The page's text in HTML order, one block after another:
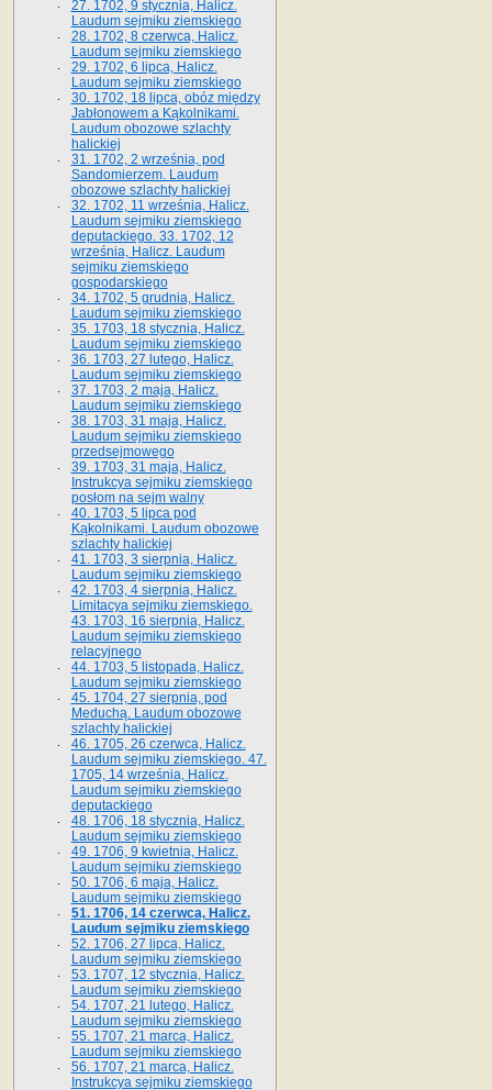
27. 1702, 9 stycznia, Halicz.
Laudum sejmiku ziemskiego
28. 1702, 8 czerwca, Halicz.
Laudum sejmiku ziemskiego
29. 1702, 6 lipca, Halicz.
Laudum sejmiku ziemskiego
30. 1702, 18 lipca, obóz między
Jabłonowem a Kąkolnikami.
Laudum obozowe szlachty
halickiej
31. 1702, 2 września, pod
Sandomierzem. Laudum
obozowe szlachty halickiej
32. 1702, 11 września, Halicz.
Laudum sejmiku ziemskiego
deputackiego. 33. 1702, 12
września, Halicz. Laudum
sejmiku ziemskiego
gospodarskiego
34. 1702, 5 grudnia, Halicz.
Laudum sejmiku ziemskiego
35. 1703, 18 stycznia, Halicz.
Laudum sejmiku ziemskiego
36. 1703, 27 lutego, Halicz.
Laudum sejmiku ziemskiego
37. 1703, 2 maja, Halicz.
Laudum sejmiku ziemskiego
38. 1703, 31 maja, Halicz.
Laudum sejmiku ziemskiego
przedsejmowego
39. 1703, 31 maja, Halicz.
Instrukcya sejmiku ziemskiego
posłom na sejm walny
40. 1703, 5 lipca pod
Kąkolnikami. Laudum obozowe
szlachty halickiej
41­. 1703, 3 sierpnia, Halicz.
Laudum sejmiku ziemskiego
42. 1703, 4 sierpnia, Halicz.
Limitacya sejmiku ziemskiego.
43. 1703, 16 sierpnia, Halicz.
Laudum sejmiku ziemskiego
relacyjnego
44. 1703, 5 listopada, Halicz.
Laudum sejmiku ziemskiego
45. 1704, 27 sierpnia, pod
Meduchą. Laudum obozowe
szlachty halickiej
46. 1705, 26 czerwca, Halicz.
Laudum sejmiku ziemskiego. 47.
1705, 14 września, Halicz.
Laudum sejmiku ziemskiego
deputackiego
48. 1706, 18 stycznia, Halicz.
Laudum sejmiku ziemskiego
49. 1706, 9 kwietnia, Halicz.
Laudum sejmiku ziemskiego
50. 1706, 6 maja, Halicz.
Laudum sejmiku ziemskiego
51. 1706, 14 czerwca, Halicz.
Laudum sejmiku ziemskiego
52. 1706, 27 lipca, Halicz.
Laudum sejmiku ziemskiego
53. 1707, 12 stycznia, Halicz.
Laudum sejmiku ziemskiego
54. 1707, 21 lutego, Halicz.
Laudum sejmiku ziemskiego
55. 1707, 21 marca, Halicz.
Laudum sejmiku ziemskiego
56. 1707, 21 marca, Halicz.
Instrukcya sejmiku ziemskiego